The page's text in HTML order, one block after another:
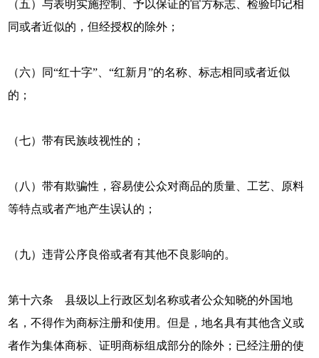
（五）与表明实施控制、予以保证的官方标志、检验印记相
同或者近似的，但经授权的除外；
（六）同“红十字”、“红新月”的名称、标志相同或者近似
的；
（七）带有民族歧视性的；
（八）带有欺骗性，容易使公众对商品的质量、工艺、原料
等特点或者产地产生误认的；
（九）违背公序良俗或者有其他不良影响的。
第十六条 县级以上行政区划名称或者公众知晓的外国地
名，不得作为商标注册和使用。但是，地名具有其他含义或
者作为集体商标、证明商标组成部分的除外；已经注册的使